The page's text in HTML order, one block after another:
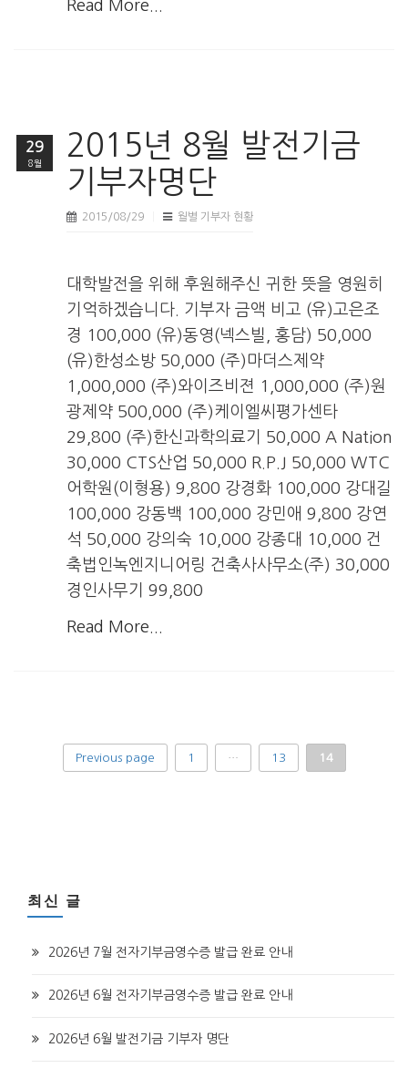
Read More...
2015년 8월 발전기금
기부자명단
2015/08/29 월별 기부자 현황
대학발전을 위해 후원해주신 귀한 뜻을 영원히
기억하겠습니다. 기부자 금액 비고 (유)고은조
경 100,000 (유)동영(넥스빌, 홍담) 50,000
(유)한성소방 50,000 (주)마더스제약
1,000,000 (주)와이즈비젼 1,000,000 (주)원
광제약 500,000 (주)케이엘씨평가센타
29,800 (주)한신과학의료기 50,000 A Nation
30,000 CTS산업 50,000 R.P.J 50,000 WTC
어학원(이형용) 9,800 강경화 100,000 강대길
100,000 강동백 100,000 강민애 9,800 강연
석 50,000 강의숙 10,000 강종대 10,000 건
축법인녹엔지니어링 건축사사무소(주) 30,000
경인사무기 99,800
Read More...
29
8월
Previous page 1 … 13 14
최신 글
2026년 7월 전자기부금영수증 발급 완료 안내
2026년 6월 전자기부금영수증 발급 완료 안내
2026년 6월 발전기금 기부자 명단